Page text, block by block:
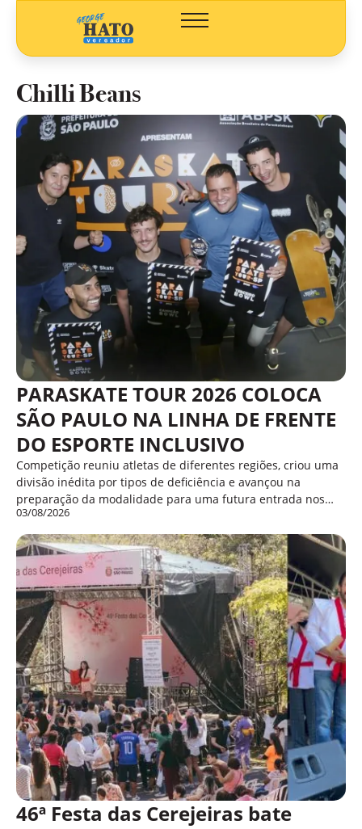
Chilli Beans
PARASKATE TOUR 2026 COLOCA
SÃO PAULO NA LINHA DE FRENTE
DO ESPORTE INCLUSIVO
Competição reuniu atletas de diferentes regiões, criou uma
divisão inédita por tipos de deficiência e avançou na
preparação da modalidade para uma futura entrada nos…
03/08/2026
46ª Festa das Cerejeiras bate